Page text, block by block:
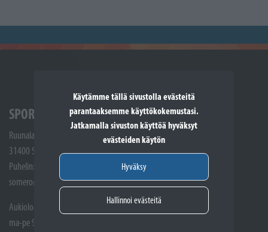
Käytämme tällä sivustolla evästeitä
parantaaksemme käyttökokemustasi.
Jatkamalla sivuston käyttöä hyväksyt
evästeiden käytön
Hyväksy
Hallinnoi evästeitä
SPORTTIKONE SOMERO
Ruunalantie 5
31400 Somero
Puhelin: (02) 748 9300
somero@sporttikone.fi
Aukioloajat
ma-pe 9.00 - 17.00